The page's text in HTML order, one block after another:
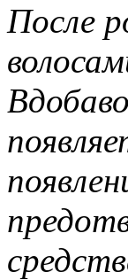
После